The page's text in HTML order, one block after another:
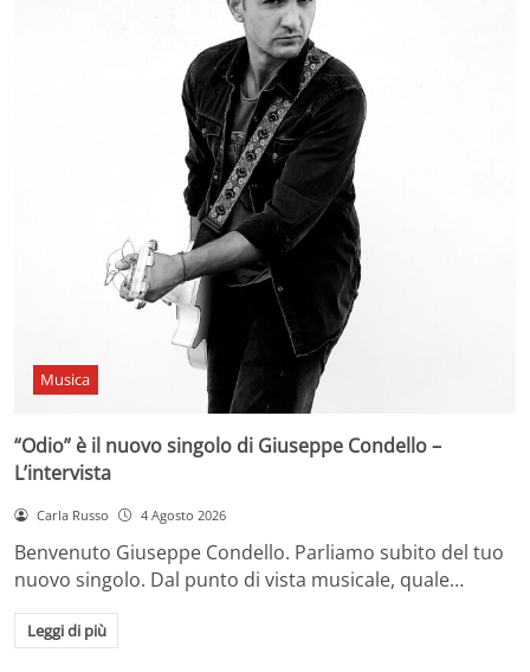
Musica
“Odio” è il nuovo singolo di Giuseppe Condello –
L’intervista
Carla Russo 4 Agosto 2026
Benvenuto Giuseppe Condello. Parliamo subito del tuo
nuovo singolo. Dal punto di vista musicale, quale…
Leggi di più